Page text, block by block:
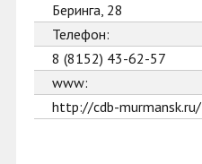
Беринга, 28
Телефон:
8 (8152) 43-62-57
www:
http://cdb-murmansk.ru/